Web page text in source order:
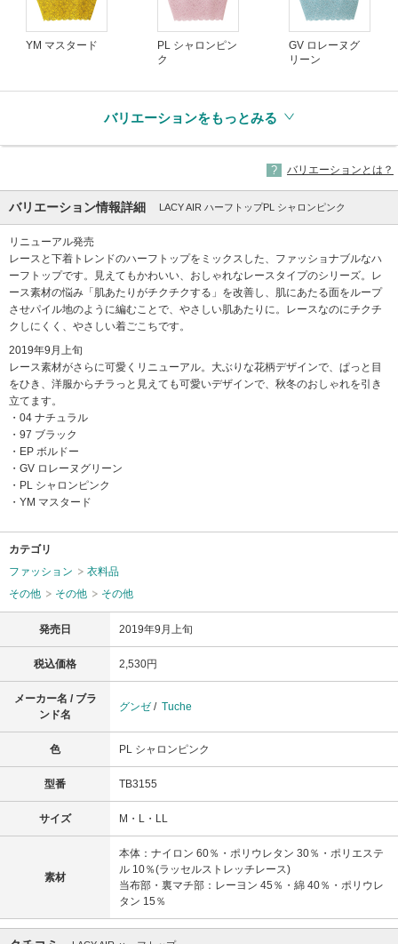
YM マスタード
PL シャロンピン
ク
GV ロレーヌグ
リーン
バリエーションをもっとみる
バリエーションとは？
バリエーション情報詳細 LACY AIR ハーフトップPL シャロンピンク
リニューアル発売
レースと下着トレンドのハーフトップをミックスした、ファッショナブルなハ
ーフトップです。見えてもかわいい、おしゃれなレースタイプのシリーズ。レ
ース素材の悩み「肌あたりがチクチクする」を改善し、肌にあたる面をループ
させパイル地のように編むことで、やさしい肌あたりに。レースなのにチクチ
クしにくく、やさしい着ごこちです。
2019年9月上旬
レース素材がさらに可愛くリニューアル。大ぶりな花柄デザインで、ぱっと目
をひき、洋服からチラっと見えても可愛いデザインで、秋冬のおしゃれを引き
立てます。
・04 ナチュラル
・97 ブラック
・EP ボルドー
・GV ロレーヌグリーン
・PL シャロンピンク
・YM マスタード
カテゴリ
ファッション
衣料品
その他
その他 その他
発売日 2019年9月上旬
税込価格 2,530円
メーカー名 / ブラ
ンド名
グンゼ / Tuche
色 PL シャロンピンク
型番 TB3155
サイズ M・L・LL
素材
本体：ナイロン 60％・ポリウレタン 30％・ポリエステ
ル 10％(ラッセルストレッチレース)
当布部・裏マチ部：レーヨン 45％・綿 40％・ポリウレ
タン 15％